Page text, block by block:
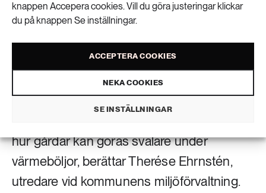
knappen Accepera cookies. Vill du göra justeringar klickar
du på knappen Se inställningar.
ACCEPTERA COOKIES
NEKA COOKIES
SE INSTÄLLNINGAR
Malmö stad tar nu fram en klimatanpassningsrådgivning. Fastighetsägare och
bostadsrättsföreningar ska till exempel kunna boka in platsbesök där rådgivaren
En kommunal rådgivningstjänst ska hjälpa
fastighetsägare och bostadsrättsföreningar
i Malmö att klimatanpassa. Tjänsten ska
hur gårdar kan göras svalare under
värmeböljor, berättar Therése Ehrnstén,
utredare vid kommunens miljöförvaltning.